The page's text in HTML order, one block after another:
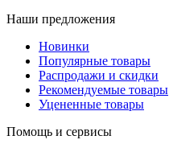
Наши предложения
Новинки
Популярные товары
Распродажи и скидки
Рекомендуемые товары
Уцененные товары
Помощь и сервисы